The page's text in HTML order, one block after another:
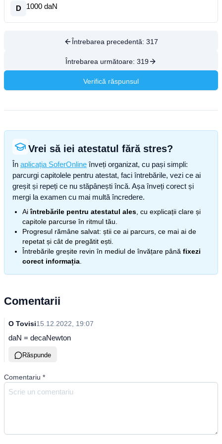
D 1000 daN
Întrebarea precedentă: 317
Întrebarea următoare: 319
Verifică răspunsul
Vrei să iei atestatul fără stres?
În aplicația SoferOnline înveți organizat, cu pași simpli:
parcurgi capitolele pentru atestat, faci întrebările, vezi ce ai
greșit și repeți ce nu stăpânești încă. Așa înveți corect și
mergi la examen cu mai multă încredere.
Aiîntrebările pentru atestatul ales , cu explicații clare și
capitole parcurse în ritmul tău.
Progresul rămâne salvat: știi ce ai parcurs, ce mai ai de
repetat și cât de pregătit ești.
Întrebările greșite revin în mediul de învățare până fixezi
corect informația
Comentarii
O Tovisi15.12.2022, 19:07
daN = decaNewton
Răspunde
Comentariu *